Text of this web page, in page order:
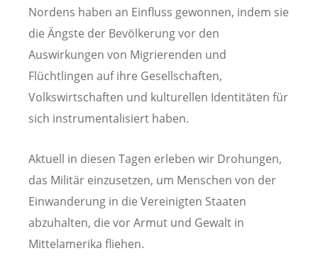
Nordens haben an Einfluss gewonnen, indem sie
die Ängste der Bevölkerung vor den
Auswirkungen von Migrierenden und
Flüchtlingen auf ihre Gesellschaften,
Volkswirtschaften und kulturellen Identitäten für
sich instrumentalisiert haben.
Aktuell in diesen Tagen erleben wir Drohungen,
das Militär einzusetzen, um Menschen von der
Einwanderung in die Vereinigten Staaten
abzuhalten, die vor Armut und Gewalt in
Mittelamerika fliehen.